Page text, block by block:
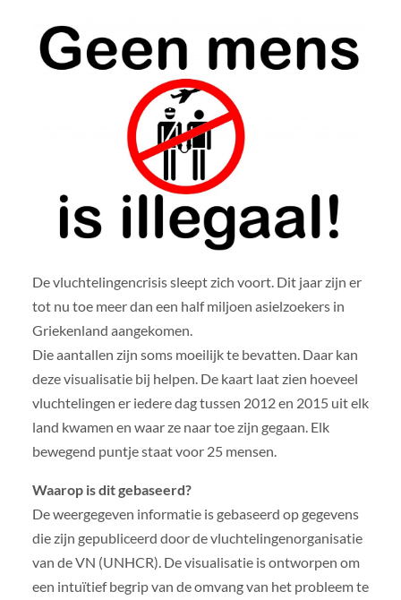
De vluchtelingencrisis sleept zich voort. Dit jaar zijn er
tot nu toe meer dan een half miljoen asielzoekers in
Griekenland aangekomen.
Die aantallen zijn soms moeilijk te bevatten. Daar kan
deze visualisatie bij helpen. De kaart laat zien hoeveel
vluchtelingen er iedere dag tussen 2012 en 2015 uit elk
land kwamen en waar ze naar toe zijn gegaan. Elk
bewegend puntje staat voor 25 mensen.
Waarop is dit gebaseerd?
De weergegeven informatie is gebaseerd op gegevens
die zijn gepubliceerd door de vluchtelingenorganisatie
van de VN (UNHCR). De visualisatie is ontworpen om
een ​​intuïtief begrip van de omvang van het probleem te